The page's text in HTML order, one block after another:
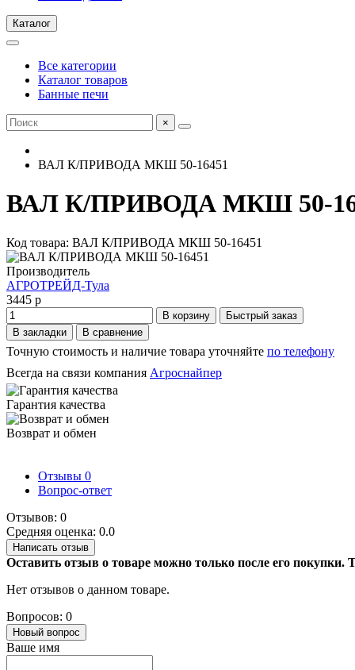
Каталог
Все категории
Каталог товаров
Банные печи
×
ВАЛ К/ПРИВОДА МКШ 50-16451
ВАЛ К/ПРИВОДА МКШ 50-
Код товара: ВАЛ К/ПРИВОДА МКШ 50-16451
Производитель
АГРОТРЕЙД-Тула
3445 р
В корзину
Быстрый заказ
В закладки
В сравнение
Точную стоимость и наличие товара уточняйте по телефону
Всегда на связи компания Агроснайпер
Гарантия качества
Возврат и обмен
Отзывы 0
Вопрос-ответ
Отзывов: 0
Средняя оценка: 0.0
Написать отзыв
Оставить отзыв о товаре можно только после его
Нет отзывов о данном товаре.
Вопросов: 0
Новый вопрос
Ваше имя